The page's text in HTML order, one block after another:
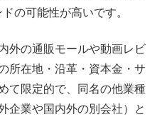
の可能性が高いです。
外の通販モールや動画レビ
所在地・沿革・資本金・サ
て限定的で、同名の他業種
企業や国内外の別会社）と